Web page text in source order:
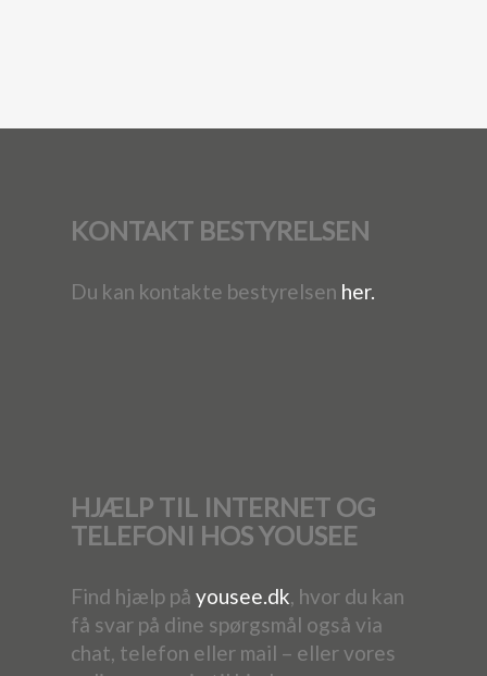
KONTAKT BESTYRELSEN
Du kan kontakte bestyrelsen her.
HJÆLP TIL INTERNET OG
TELEFONI HOS YOUSEE
Find hjælp på yousee.dk, hvor du kan
få svar på dine spørgsmål også via
chat, telefon eller mail – eller vores